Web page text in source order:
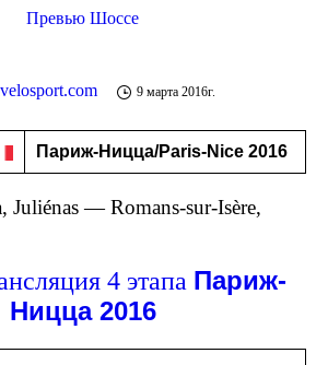
Превью Шоссе
9 марта 2016г.
Париж-Ницца/Paris-Nice 2016
Juliénas — Romans-sur-Isère,
4 этапа Париж-
Ницца 2016